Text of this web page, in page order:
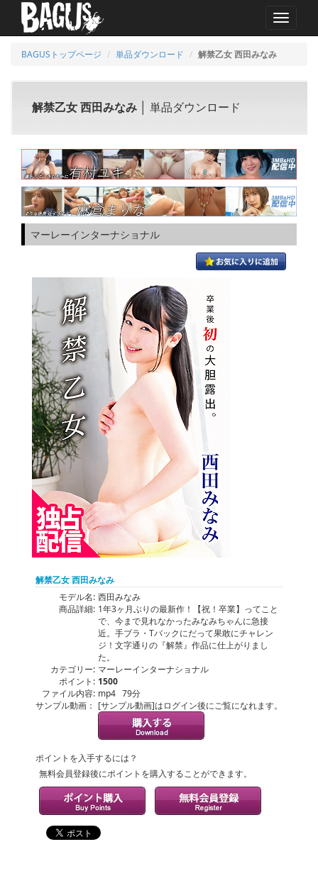
MENU
BAGUSトップページ 単品ダウンロード 解禁乙女 西田みなみ
解禁乙女 西田みなみ │ 単品ダウンロード
マーレーインターナショナル
解禁乙女 西田みなみ
モデル名: 西田みなみ
商品詳細: 1年3ヶ月ぶりの最新作！【祝！卒業】ってこと
で、今まで見れなかったみなみちゃんに急接
近。手ブラ・Tバックにだって果敢にチャレン
ジ！文字通りの『解禁』作品に仕上がりまし
た。
カテゴリー: マーレーインターナショナル
ポイント: 1500
ファイル内容: mp4 79分
サンプル動画： [サンプル動画]はログイン後にご覧になれます。
ポイントを入手するには？
無料会員登録後にポイントを購入することができます。